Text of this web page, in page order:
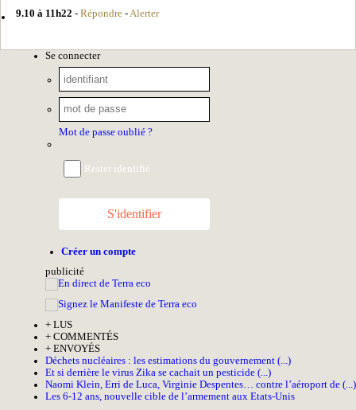
9.10 à 11h22 - Répondre - Alerter
Se connecter
Mot de passe oublié ?
Rester identifié
S'identifier
Créer un compte
publicité
+ LUS
+ COMMENTÉS
+ ENVOYÉS
Déchets nucléaires : les estimations du gouvernement (...)
Et si derrière le virus Zika se cachait un pesticide (...)
Naomi Klein, Erri de Luca, Virginie Despentes… contre l’aéroport de (...)
Les 6-12 ans, nouvelle cible de l’armement aux Etats-Unis